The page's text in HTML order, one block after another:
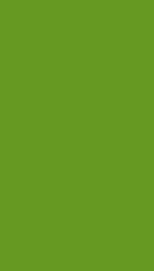
à la viande hachée et au foie